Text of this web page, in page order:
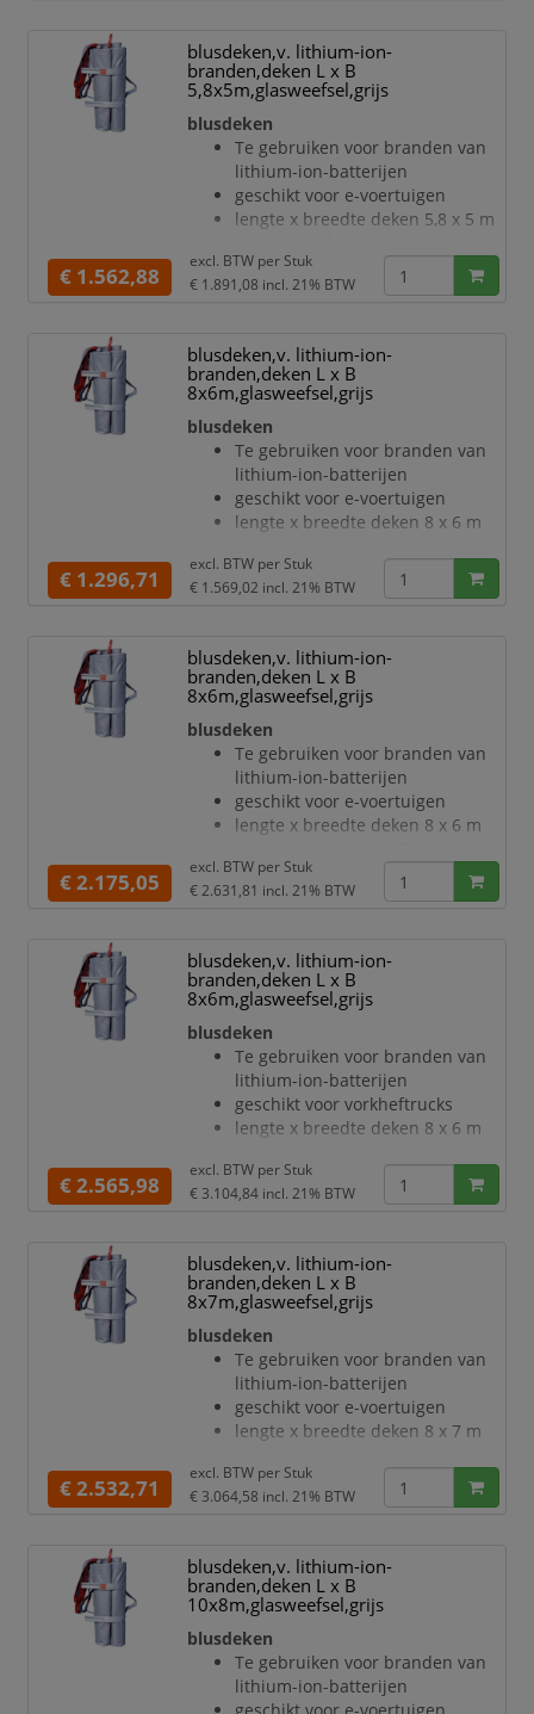
vermiculite coating
materiaal extreem robuust,
uitermate barstbestendig
verbinding met naaigaren
bescherming tegen uitbreiding,
schade, rookontwikkeling, stof en
vuil
brandgedrag conform DIN EN
13501 door MPA bevestigd
blusdeken,v. lithium-ion-
branden,deken L x B
5,8x5m,glasweefsel,grijs
blusdeken
Te gebruiken voor branden van
lithium-ion-batterijen
geschikt voor e-voertuigen
lengte x breedte deken 5,8 x 5 m
temperatuurbestendigheid:
kortstondig 1300 °C, langdurig
10^6 ohm
deken van glasweefsel met
siliconencoating in grijs
materiaal extreem robuust,
uitermate barstbestendig
verbinding met naaigaren
bescherming tegen uitbreiding,
schade, rookontwikkeling, stof en
vuil
met greep
b
€ 1.562,88
excl. BTW per Stuk
€ 1.891,08 incl. 21% BTW
blusdeken,v. lithium-ion-
branden,deken L x B
8x6m,glasweefsel,grijs
blusdeken
Te gebruiken voor branden van
lithium-ion-batterijen
geschikt voor e-voertuigen
lengte x breedte deken 8 x 6 m
temperatuurbestendigheid:
kortstondig 1000 °C, langdurig
10^6 ohm
deken van glasweefsel met
siliconencoating in grijs
materiaal extreem robuust,
uitermate barstbestendig
verbinding met naaigaren
bescherming tegen uitbreiding,
schade, rookontwikkeling, stof en
vuil
met greep
best
€ 1.296,71
excl. BTW per Stuk
€ 1.569,02 incl. 21% BTW
blusdeken,v. lithium-ion-
branden,deken L x B
8x6m,glasweefsel,grijs
blusdeken
Te gebruiken voor branden van
lithium-ion-batterijen
geschikt voor e-voertuigen
lengte x breedte deken 8 x 6 m
elektrische weerstand < 1.0 x
10^6 ohm
materiaal extreem robuust,
uitermate barstbestendig
verbinding met naaigaren
bescherming tegen uitbreiding,
schade, rookontwikkeling, stof en
vuil
met greep
bestendig tegen chemische
stoffen, zuren en vocht
brandgedrag confor
€ 2.175,05
excl. BTW per Stuk
€ 2.631,81 incl. 21% BTW
blusdeken,v. lithium-ion-
branden,deken L x B
8x6m,glasweefsel,grijs
blusdeken
Te gebruiken voor branden van
lithium-ion-batterijen
geschikt voor vorkheftrucks
lengte x breedte deken 8 x 6 m
temperatuurbestendigheid:
kortstondig 1750 °C, langdurig
10^6 ohm
deken van glasweefsel met
siliconencoating in grijs
materiaal extreem robuust,
uitermate barstbestendig
verbinding met naaigaren
bescherming tegen uitbreiding,
schade, rookontwikkeling, stof en
vuil
met greep
be
€ 2.565,98
excl. BTW per Stuk
€ 3.104,84 incl. 21% BTW
blusdeken,v. lithium-ion-
branden,deken L x B
8x7m,glasweefsel,grijs
blusdeken
Te gebruiken voor branden van
lithium-ion-batterijen
geschikt voor e-voertuigen
lengte x breedte deken 8 x 7 m
temperatuurbestendigheid:
kortstondig 1750 °C, langdurig
10^6 ohm
deken van glasweefsel met
siliconencoating in grijs
materiaal extreem robuust,
uitermate barstbestendig
verbinding met naaigaren
€ 2.532,71
excl. BTW per Stuk
€ 3.064,58 incl. 21% BTW
blusdeken,v. lithium-ion-
branden,deken L x B
10x8m,glasweefsel,grijs
blusdeken
Te gebruiken voor branden van
lithium-ion-batterijen